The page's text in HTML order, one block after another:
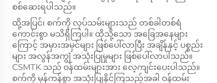
စစ်ဆေးရပါသည်။
ထို့အပြင်၊ စက်ကို လုပ်သမ်းများသည် တစ်ခါတစ်ရံ
ကောင်းစွာ မသိရှိကြပါ။ ထိုသို့သော အခြေအနေများ
ကြောင့် အမှားအမှင်များ ဖြစ်ပေါ်လာပြီး အချိန်နှင့် ပစ္စည်း
များ အလွန်အကျွံ အသုံးပြုမှုများ ဖြစ်ပေါ်လာပါသည်။
CSMTK သည် ဝန်ထမ်းများအား လေ့ကျင်းပေးပါသည်။
စက်ကို မှန်ကန်စွာ အသုံးပြုနိုင်ကြသည့်အခါ ဝန်ထမ်း